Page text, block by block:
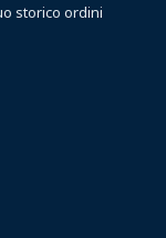
storico ordini